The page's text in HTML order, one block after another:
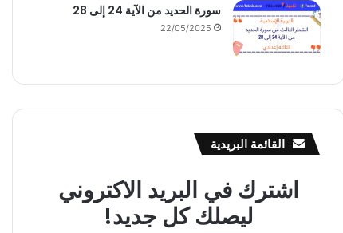
سورة الحديد من الآية 24 إلى 28
22/05/2025
القائمة البريدية
اشترك في البريد الاكتروني
ليصلك كل جديد!